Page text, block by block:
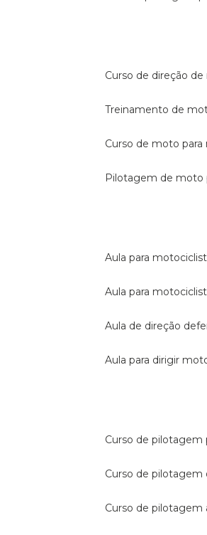
curso de direção
treinamento de
curso de moto
pilotagem de
aula para
aula para
aula de direção
aula para dirigir
curso de pilotagem
curso de
curso de